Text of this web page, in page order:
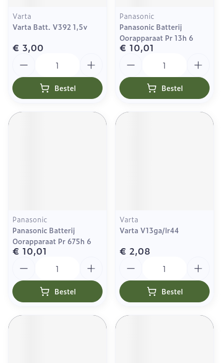
Varta
Varta Batt. V392 1,5v
€ 3,00
Bestel
Panasonic
Panasonic Batterij
Oorapparaat Pr 13h 6
€ 10,01
Bestel
Panasonic
Panasonic Batterij
Oorapparaat Pr 675h 6
€ 10,01
Bestel
Varta
Varta V13ga/lr44
€ 2,08
Bestel